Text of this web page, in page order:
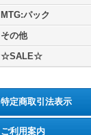
MTG:パック
その他
☆SALE☆
特定商取引法表示
ご利用案内